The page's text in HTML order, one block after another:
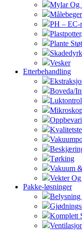
Mylar Og
PH – EC-
Plante
Vesker
Etterbehandling
Boveda/
Tørking
Vakuum
Vekter
Pakke-løsninger
Belysning
Komplett